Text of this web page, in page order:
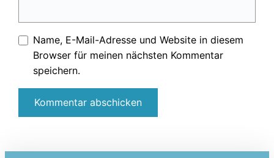
Name, E-Mail-Adresse und Website in diesem
Browser für meinen nächsten Kommentar
speichern.